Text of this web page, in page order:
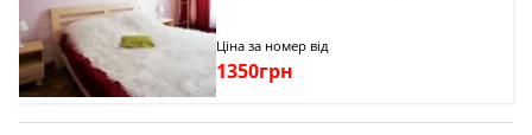
Ціна за номер від
1350грн